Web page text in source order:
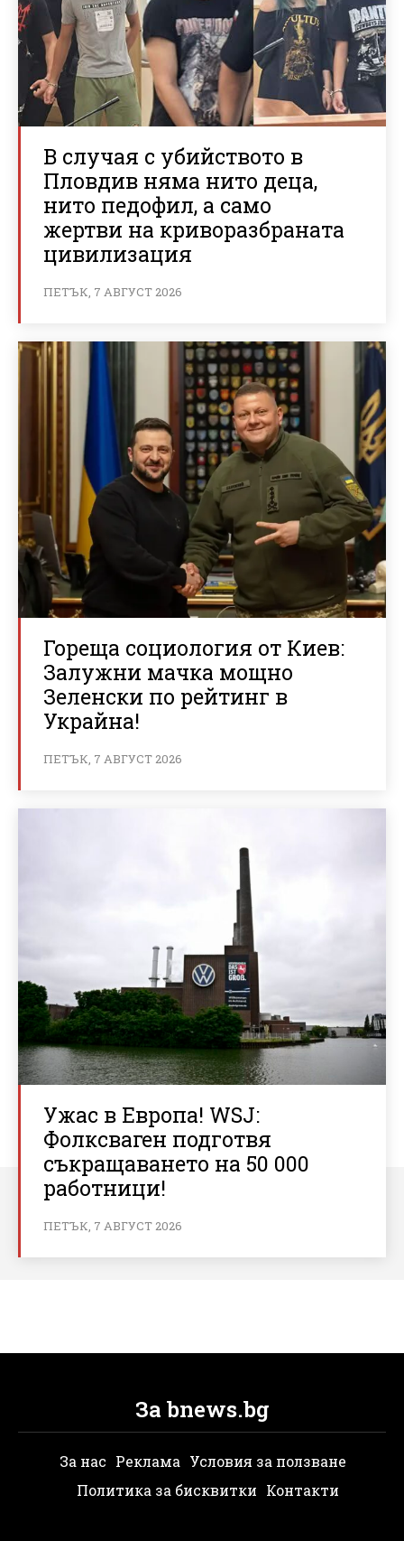
В случая с убийството в
Пловдив няма нито деца,
нито педофил, а само
жертви на криворазбраната
цивилизация
ПЕТЪК, 7 АВГУСТ 2026
Гореща социология от Киев:
Залужни мачка мощно
Зеленски по рейтинг в
Украйна!
ПЕТЪК, 7 АВГУСТ 2026
Ужас в Европа! WSJ:
Фолксваген подготвя
съкращаването на 50 000
работници!
ПЕТЪК, 7 АВГУСТ 2026
За bnews.bg
За нас Реклама Условия за ползване
Политика за бисквитки Контакти